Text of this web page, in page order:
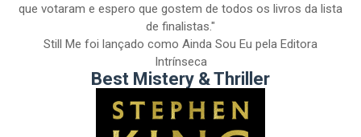
que votaram e espero que gostem de todos os livros da lista
de finalistas."
Still Me foi lançado como Ainda Sou Eu pela Editora
Intrínseca
Best Mistery & Thriller